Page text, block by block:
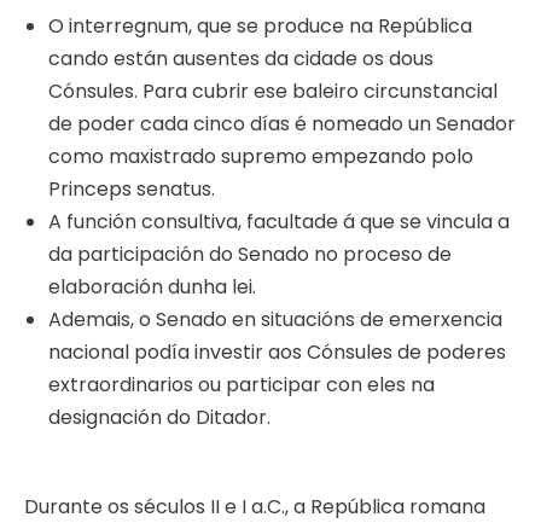
O interregnum, que se produce na República
cando están ausentes da cidade os dous
Cónsules. Para cubrir ese baleiro circunstancial
de poder cada cinco días é nomeado un Senador
como maxistrado supremo empezando polo
Princeps senatus.
A función consultiva, facultade á que se vincula a
da participación do Senado no proceso de
elaboración dunha lei.
Ademais, o Senado en situacións de emerxencia
nacional podía investir aos Cónsules de poderes
extraordinarios ou participar con eles na
designación do Ditador.
Durante os séculos II e I a.C., a República romana